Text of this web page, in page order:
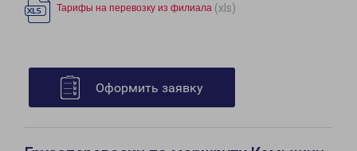
Тарифы на перевозку из филиала (xls)
Оформить заявку